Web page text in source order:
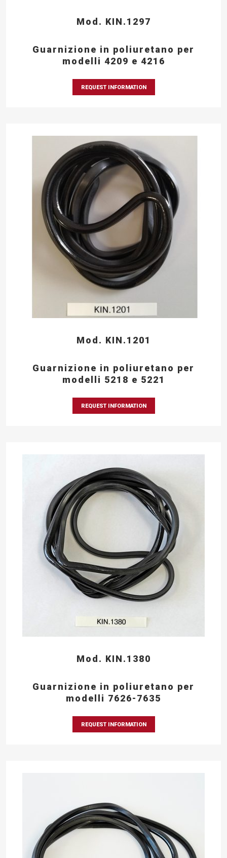
Mod. KIN.1297
Guarnizione in poliuretano per
modelli 4209 e 4216
REQUEST INFORMATION
Mod. KIN.1201
Guarnizione in poliuretano per
modelli 5218 e 5221
REQUEST INFORMATION
Mod. KIN.1380
Guarnizione in poliuretano per
modelli 7626-7635
REQUEST INFORMATION